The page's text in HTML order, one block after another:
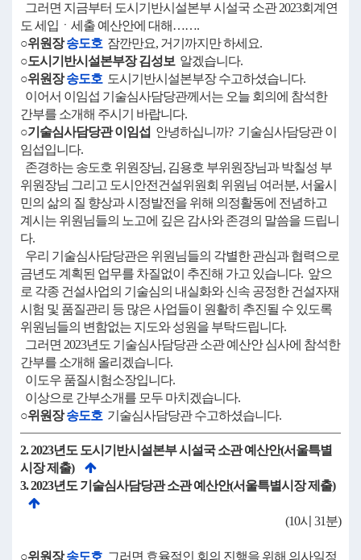
그러면 지금부터 도시기반시설본부 시설국 소관 2023회계연
도 세입ㆍ세출 예산안에 대해…….
○위원장송도호 잠깐만요, 거기까지만 하세요.
○도시기반시설본부장 김성보 알겠습니다.
○위원장송도호 도시기반시설본부장 수고하셨습니다.
이어서 이임섭 기술심사담당관께서는 오늘 회의에 참석한
간부를 소개해 주시기 바랍니다.
○기술심사담당관 이임섭 안녕하십니까? 기술심사담당관 이
임섭입니다.
존경하는 송도호 위원장님, 김용호 부위원장님과 박칠성 부
위원장님 그리고 도시안전건설위원회 위원님 여러분, 서울시
민의 삶의 질 향상과 시정발전을 위해 의정활동에 전념하고
계시는 위원님들의 노고에 깊은 감사와 존경의 말씀을 드립니
다.
우리 기술심사담당관은 위원님들의 각별한 관심과 협력으로
금년도 계획된 업무를 차질없이 추진해 가고 있습니다. 앞으
로 각종 건설사업의 기술심의 내실화와 신속 공정한 건설자재
시험 및 품질관리 등 많은 사업들이 원활히 추진될 수 있도록
위원님들의 변함없는 지도와 성원을 부탁드립니다.
그러면 2023년도 기술심사담당관 소관 예산안 심사에 참석한
간부를 소개해 올리겠습니다.
이도우 품질시험소장입니다.
이상으로 간부소개를 모두 마치겠습니다.
○위원장송도호 기술심사담당관 수고하셨습니다.
2. 2023년도 도시기반시설본부 시설국 소관 예산안(서울특별
시장 제출)
3. 2023년도 기술심사담당관 소관 예산안(서울특별시장 제출)
(10시 31분)
○위원장송도호 그러면 효율적인 회의 진행을 위해 의사일정